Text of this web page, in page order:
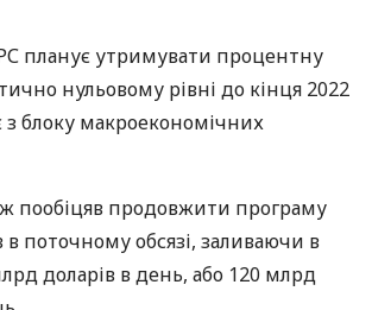
планує утримувати процентну
нульовому рівні до кінця 2022
з блоку макроекономічних
пообіцяв продовжити програму
в поточному обсязі, заливаючи в
доларів в день, або 120 млрд